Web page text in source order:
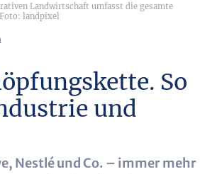
Landwirtschaft umfasst die gesamte
landpixel
So
und
Nestlé und Co. – immer mehr